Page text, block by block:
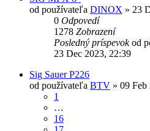
od používateľa DINOX » 23
0 Odpovedí
1278 Zobrazení
Posledný príspevokod
23 Dec 2023, 22:39
Sig Sauer P226
od používateľa BTV » 09 Feb
1
…
16